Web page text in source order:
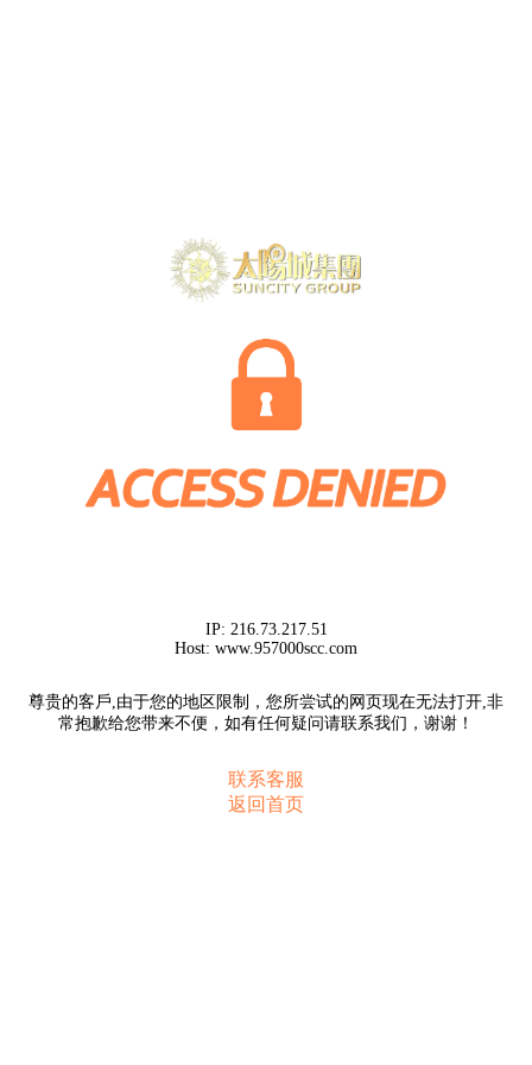
IP: 216.73.217.51
Host: www.957000scc.com
尊贵的客戶,由于您的地区限制，您所尝试的网页现在无法打开,非
常抱歉给您带来不便，如有任何疑问请联系我们，谢谢！
联系客服
返回首页